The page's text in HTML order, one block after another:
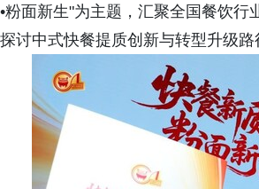
•粉面新生"为主题，汇聚全国餐饮
探讨中式快餐提质创新与转型升级路